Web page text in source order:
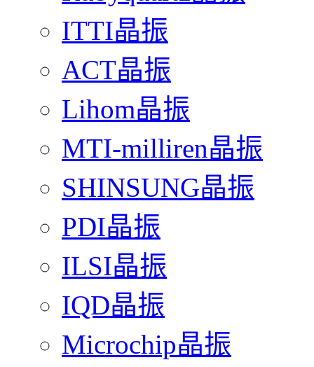
ITTI晶振
ACT晶振
Lihom晶振
MTI-milliren晶振
SHINSUNG晶振
PDI晶振
ILSI晶振
IQD晶振
Microchip晶振